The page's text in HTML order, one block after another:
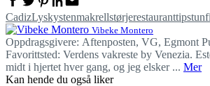
CadizLyskystenmakrellstørjerestauranttips
Vibeke Montero
Oppdragsgivere: Aftenposten, VG, Egmont
Favorittsted: Verdens vakreste by Venezia.
midt i hjertet hver gang, og jeg elsker ... Mer
Kan hende du også liker